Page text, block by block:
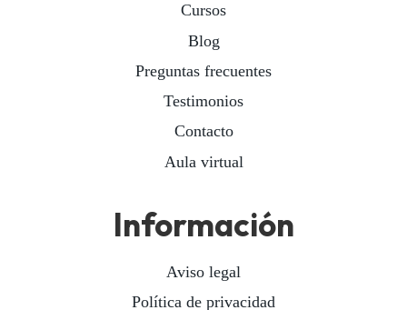
Cursos
Blog
Preguntas frecuentes
Testimonios
Contacto
Aula virtual
Información
Aviso legal
Política de privacidad